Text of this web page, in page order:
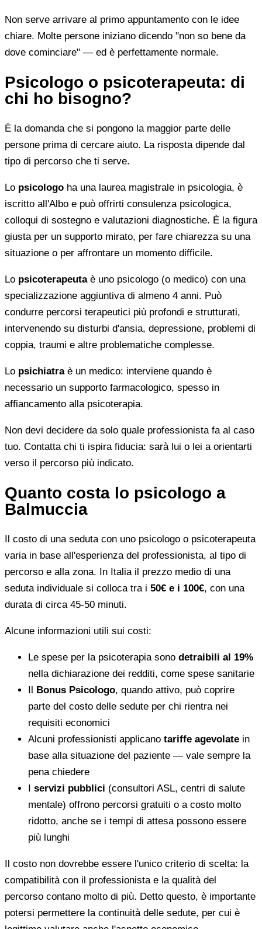
Non serve arrivare al primo appuntamento con le idee
chiare. Molte persone iniziano dicendo "non so bene da
dove cominciare" — ed è perfettamente normale.
Psicologo o psicoterapeuta: di
chi ho bisogno?
È la domanda che si pongono la maggior parte delle
persone prima di cercare aiuto. La risposta dipende dal
tipo di percorso che ti serve.
Lo psicologo ha una laurea magistrale in psicologia, è
iscritto all'Albo e può offrirti consulenza psicologica,
colloqui di sostegno e valutazioni diagnostiche. È la figura
giusta per un supporto mirato, per fare chiarezza su una
situazione o per affrontare un momento difficile.
Lo psicoterapeutaè uno psicologo (o medico) con una
specializzazione aggiuntiva di almeno 4 anni. Può
condurre percorsi terapeutici più profondi e strutturati,
intervenendo su disturbi d'ansia, depressione, problemi di
coppia, traumi e altre problematiche complesse.
Lo psichiatraè un medico: interviene quando è
necessario un supporto farmacologico, spesso in
affiancamento alla psicoterapia.
Non devi decidere da solo quale professionista fa al caso
tuo. Contatta chi ti ispira fiducia: sarà lui o lei a orientarti
verso il percorso più indicato.
Quanto costa lo psicologo a
Balmuccia
Il costo di una seduta con uno psicologo o psicoterapeuta
varia in base all'esperienza del professionista, al tipo di
percorso e alla zona. In Italia il prezzo medio di una
seduta individuale si colloca tra i 50€ e i 100€, con una
durata di circa 45-50 minuti.
Alcune informazioni utili sui costi:
Le spese per la psicoterapia sono detraibili al 19%
nella dichiarazione dei redditi, come spese sanitarie
Il Bonus Psicologo, quando attivo, può coprire
parte del costo delle sedute per chi rientra nei
requisiti economici
Alcuni professionisti applicano tariffe agevolate in
base alla situazione del paziente — vale sempre la
pena chiedere
I servizi pubblici (consultori ASL, centri di salute
mentale) offrono percorsi gratuiti o a costo molto
ridotto, anche se i tempi di attesa possono essere
più lunghi
Il costo non dovrebbe essere l'unico criterio di scelta: la
compatibilità con il professionista e la qualità del
percorso contano molto di più. Detto questo, è importante
potersi permettere la continuità delle sedute, per cui è